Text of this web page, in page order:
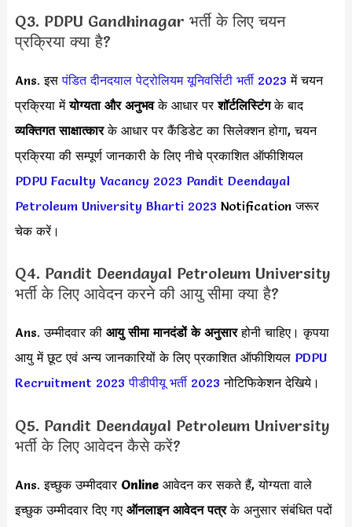
Q3. PDPU Gandhinagar भर्ती के लिए चयन
प्रक्रिया क्या है?
Ans. इसपंडित दीनदयाल पेट्रोलियम यूनिवर्सिटी भर्ती 2023 में चयन
प्रक्रिया मेंयोग्यता और अनुभवके आधार परशॉर्टलिस्टिंगके बाद
व्यक्तिगत साक्षात्कारके आधार पर कैंडिडेट का सिलेक्शन होगा, चयन
प्रक्रिया की सम्पूर्ण जानकारी के लिए नीचे प्रकाशित ऑफीशियल
PDPU Faculty Vacancy 2023 Pandit Deendayal
Petroleum University Bharti 2023 Notification जरूर
चेक करें।
Q4. Pandit Deendayal Petroleum University
भर्ती के लिए आवेदन करने की आयु सीमा क्या है?
Ans. उम्मीदवार की आयु सीमा मानदंडों के अनुसारहोनी चाहिए। कृपया
आयु में छूट एवं अन्य जानकारियों के लिए प्रकाशित ऑफीशियल PDPU
Recruitment 2023 पीडीपीयू भर्ती 2023 नोटिफिकेशन देखिये।
Q5. Pandit Deendayal Petroleum University
भर्ती के लिए आवेदन कैसे करें?
Ans. इच्छुक उम्मीदवार Online आवेदन कर सकते हैं, योग्यता वाले
इच्छुक उम्मीदवार दिए गए ऑनलाइन आवेदन पत्रके अनुसार संबंधित पदों